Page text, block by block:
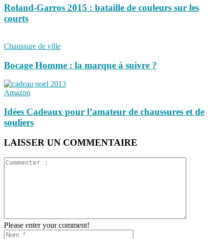
Roland-Garros 2015 : bataille de couleurs sur les
courts
Chaussure de ville
Bocage Homme : la marque à suivre ?
Amazon
Idées Cadeaux pour l’amateur de chaussures et de
souliers
LAISSER UN COMMENTAIRE
Please enter your comment!